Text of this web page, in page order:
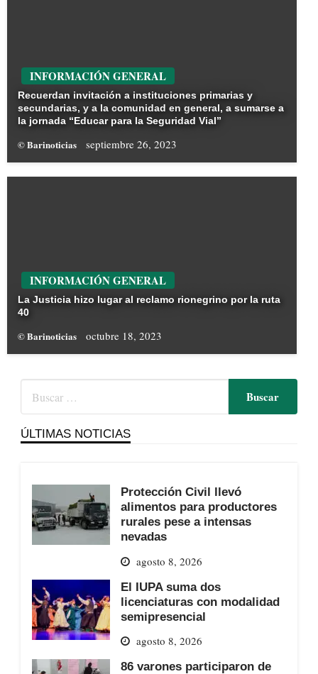
INFORMACIÓN GENERAL
Recuerdan invitación a instituciones primarias y
secundarias, y a la comunidad en general, a sumarse a
la jornada “Educar para la Seguridad Vial”
© Barinoticias septiembre 26, 2023
INFORMACIÓN GENERAL
La Justicia hizo lugar al reclamo rionegrino por la ruta
40
© Barinoticias octubre 18, 2023
ÚLTIMAS NOTICIAS
Protección Civil llevó
alimentos para productores
rurales pese a intensas
nevadas
agosto 8, 2026
El IUPA suma dos
licenciaturas con modalidad
semipresencial
agosto 8, 2026
86 varones participaron de